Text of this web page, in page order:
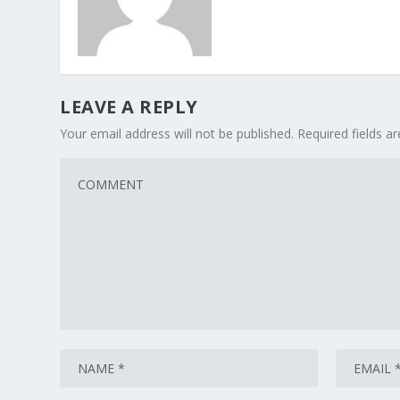
LEAVE A REPLY
Your email address will not be published. Required fields